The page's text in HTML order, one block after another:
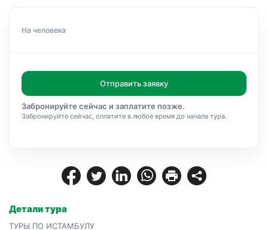
Детали тура
ТУРЫ ПО ИСТАМБУЛУ
На человека
Отправить заявку
Забронируйте сейчас и заплатите позже.
Забронируйте сейчас, оплатите в любое время до начала тура.